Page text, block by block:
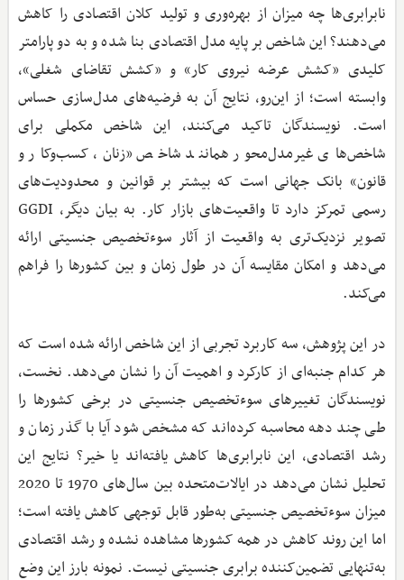
نابرابری‌ها چه میزان از بهره‌وری و تولید کلان اقتصادی را کاهش
می‌دهند؟ این شاخص بر پایه مدل اقتصادی بنا شده و به دو پارامتر
کلیدی «کشش عرضه نیروی کار» و «کشش تقاضای شغلی»،
وابسته است؛ از این‌رو، نتایج آن به فرضیه‌های مدل‌سازی حساس
است. نویسندگان تاکید می‌کنند، این شاخص مکملی برای
شاخص‌های غیرمدل‌محور همانند شاخص «زنان، کسب‌وکار و
قانون» بانک جهانی است که بیشتر بر قوانین و محدودیت‌های
رسمی تمرکز دارد تا واقعیت‌های بازار کار. به بیان دیگر، GGDI
تصویر نزدیک‌تری به واقعیت از آثار سوء‌تخصیص جنسیتی ارائه
می‌دهد و امکان مقایسه آن در طول زمان و بین کشورها را فراهم
می‌کند.
در این پژوهش، سه کاربرد تجربی از این شاخص ارائه شده است که
هر کدام جنبه‌ای از کارکرد و اهمیت آن را نشان می‌دهد. نخست،
نویسندگان تغییرهای سوء‌تخصیص جنسیتی در برخی کشورها را
طی چند دهه محاسبه کرده‌اند که مشخص شود آیا با گذر زمان و
رشد اقتصادی، این نابرابری‌ها کاهش یافته‌اند یا خیر؟ نتایج این
تحلیل نشان می‌دهد در ایالات‌متحده بین سال‌های 1970 تا 2020
میزان سوء‌تخصیص جنسیتی به‌طور قابل توجهی کاهش یافته است؛
اما این روند کاهش در همه کشورها مشاهده نشده و رشد اقتصادی
به‌تنهایی تضمین‌کننده برابری جنسیتی نیست. نمونه بارز این وضع